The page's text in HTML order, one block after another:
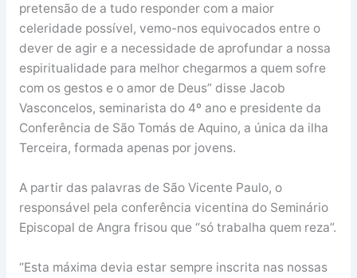
pretensão de a tudo responder com a maior
celeridade possível, vemo-nos equivocados entre o
dever de agir e a necessidade de aprofundar a nossa
espiritualidade para melhor chegarmos a quem sofre
com os gestos e o amor de Deus” disse Jacob
Vasconcelos, seminarista do 4º ano e presidente da
Conferência de São Tomás de Aquino, a única da ilha
Terceira, formada apenas por jovens.
A partir das palavras de São Vicente Paulo, o
responsável pela conferência vicentina do Seminário
Episcopal de Angra frisou que “só trabalha quem reza”.
“Esta máxima devia estar sempre inscrita nas nossas